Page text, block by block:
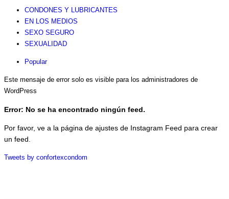
CONDONES Y LUBRICANTES
EN LOS MEDIOS
SEXO SEGURO
SEXUALIDAD
Popular
Este mensaje de error solo es visible para los administradores de
WordPress
Error: No se ha encontrado ningún feed.
Por favor, ve a la página de ajustes de Instagram Feed para crear
un feed.
Tweets by confortexcondom